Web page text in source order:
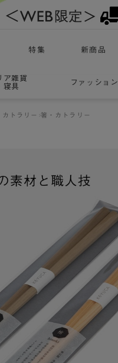
特集 新商品
ア雑貨
寝具
ファッション
カトラリー 箸・カトラリー